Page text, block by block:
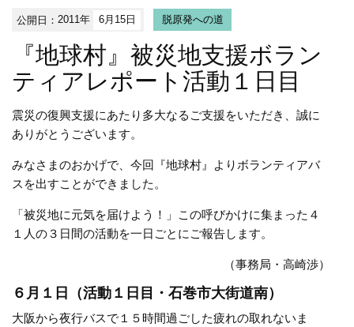
公開日：2011年 6月15日 脱原発への道
『地球村』被災地支援ボラン
ティアレポート活動１日目
震災の復興支援にあたり多大なるご支援をいただき、誠に
ありがとうございます。
みなさまのおかげで、今回『地球村』よりボランティアバ
スを出すことができました。
「被災地に元気を届けよう！」この呼びかけに集まった４
１人の３日間の活動を一日ごとにご報告します。
（事務局・高崎渉）
６月１日（活動１日目・石巻市大街道南）
大阪から夜行バスで１５時間過ごした疲れの取れないま